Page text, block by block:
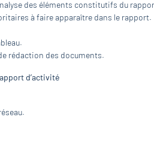
des éléments constitutifs du
à faire apparaître dans le rapport.
rédaction des documents.
d’activité